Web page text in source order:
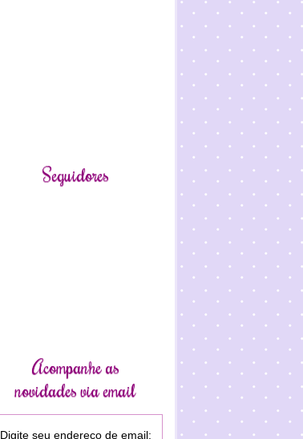
Seguidores
Acompanhe as
novidades via email
Digite seu endereço de email: